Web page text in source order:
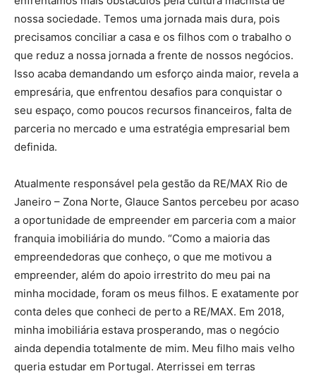
nossa sociedade. Temos uma jornada mais dura, pois
precisamos conciliar a casa e os filhos com o trabalho o
que reduz a nossa jornada a frente de nossos negócios.
Isso acaba demandando um esforço ainda maior, revela a
empresária, que enfrentou desafios para conquistar o
seu espaço, como poucos recursos financeiros, falta de
parceria no mercado e uma estratégia empresarial bem
definida.
Atualmente responsável pela gestão da RE/MAX Rio de
Janeiro – Zona Norte, Glauce Santos percebeu por acaso
a oportunidade de empreender em parceria com a maior
franquia imobiliária do mundo. “Como a maioria das
empreendedoras que conheço, o que me motivou a
empreender, além do apoio irrestrito do meu pai na
minha mocidade, foram os meus filhos. E exatamente por
conta deles que conheci de perto a RE/MAX. Em 2018,
minha imobiliária estava prosperando, mas o negócio
ainda dependia totalmente de mim. Meu filho mais velho
queria estudar em Portugal. Aterrissei em terras